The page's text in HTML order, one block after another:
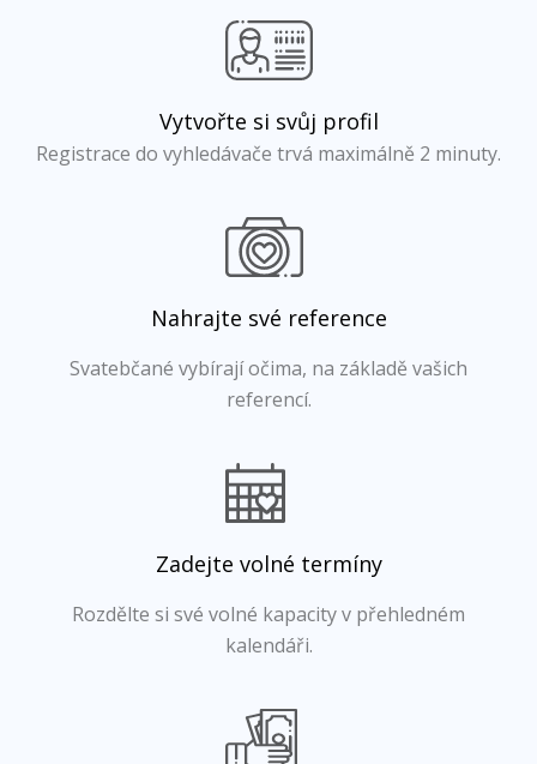
Vytvořte si svůj profil
Registrace do vyhledávače trvá maximálně 2 minuty.
Nahrajte své reference
Svatebčané vybírají očima, na základě vašich
referencí.
Zadejte volné termíny
Rozdělte si své volné kapacity v přehledném
kalendáři.